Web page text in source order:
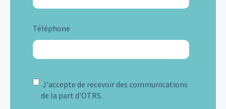
Téléphone
J'accepte de recevoir des communications
de la part d'OTRS.